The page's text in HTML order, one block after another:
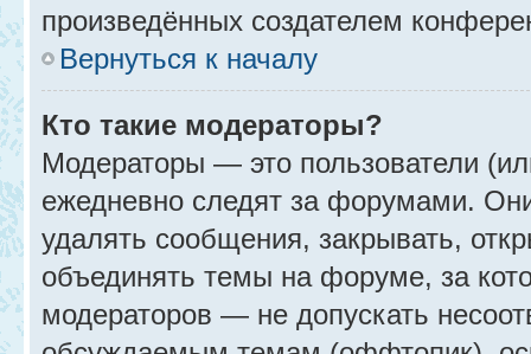
произведённых создателем
Вернуться к началу
Кто такие модераторы?
Модераторы — это пользователи
ежедневно следят за форумами.
удалять сообщения, закрывать,
объединять темы на форуме, за
модераторов — не допускать